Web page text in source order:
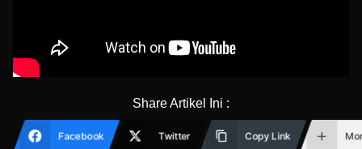
Share Artikel Ini :
Facebook Twitter Copy Link